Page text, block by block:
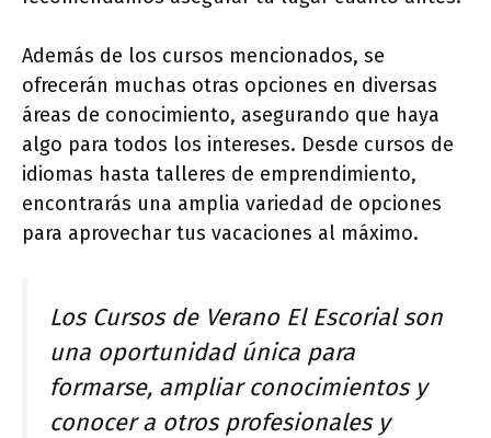
Además de los cursos mencionados, se
ofrecerán muchas otras opciones en diversas
áreas de conocimiento, asegurando que haya
algo para todos los intereses. Desde cursos de
idiomas hasta talleres de emprendimiento,
encontrarás una amplia variedad de opciones
para aprovechar tus vacaciones al máximo.
Los Cursos de Verano El Escorial son
una oportunidad única para
formarse, ampliar conocimientos y
conocer a otros profesionales y